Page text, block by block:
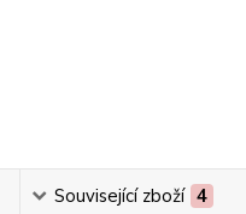
Související zboží 4